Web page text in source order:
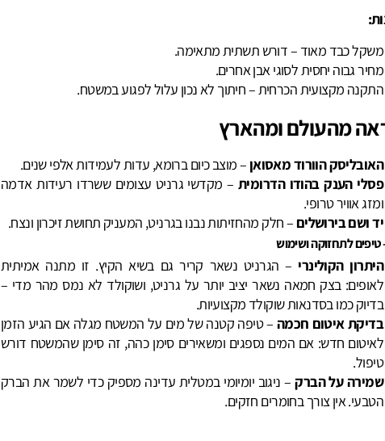
משקל כבד מאוד – דורש תשתית מתאימה.
מחיר גבוה יחסית לסוגי אבן אחרים.
התקנה מקצועית הכרחית – חיתוך לא נכון עלול לפגוע במשטח.
מהעולם ומהארץ
האובליסק הוורוד מאסואן – מוצב כיום ברומא, עדות לעמידות אלפי שנים.
פסלי הענק בהודו הדרומית– מקדשי גרניט עצומים ששרדו רעידות אדמה
ומזג אוויר טרופי.
יד ושם בירושלים – חלק מהחזיתות נבנו בגרניט, המעניק תחושת זיכרון ונצח.
טיפים לתחזוקה ושימוש
היתרון הקולינרי – הגרניט נשאר קריר גם בשיא הקיץ. זו מתנה אמיתית
לאופים: בצק חמאה נשאר יציב יותר על גרניט, ושוקולד לא נמס מהר מדי –
בדיוק כמו בסדנאות שוקולד מקצועיות.
בדיקת איטום חכמה – טיפה קטנה של מים על המשטח מגלה אם הגיע הזמן
לאיטום חדש: אם המים נספגים ומשאירים סימן כהה, זה סימן שהמשטח דורש
טיפול.
שמירה על הברק– ניגוב יומיומי במטלית עדינה מספיק כדי לשמר את הברק
הטבעי. אין צורך בחומרים חזקים.